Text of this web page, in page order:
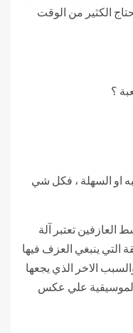
الكثير من الوقت
؟
او السهلة ، فكل شي
تعتبر آلة
ينبغي العزف فيها
الاخر الذي يجعها
علي عكس